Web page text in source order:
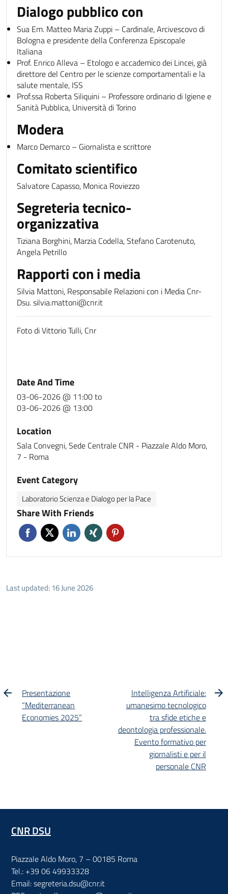
Dialogo pubblico con
Sua Em. Matteo Maria Zuppi – Cardinale, Arcivescovo di
Bologna e presidente della Conferenza Episcopale
Italiana
Prof. Enrico Alleva – Etologo e accademico dei Lincei, già
direttore del Centro per le scienze comportamentali e la
salute mentale, ISS
Prof.ssa Roberta Siliquini – Professore ordinario di Igiene e
Sanità Pubblica, Università di Torino
Modera
Marco Demarco – Giornalista e scrittore
Comitato scientifico
Salvatore Capasso, Monica Roviezzo
Segreteria tecnico-
organizzativa
Tiziana Borghini, Marzia Codella, Stefano Carotenuto,
Angela Petrillo
Rapporti con i media
Silvia Mattoni, Responsabile Relazioni con i Media Cnr-
Dsu. silvia.mattoni@cnr.it
Foto di Vittorio Tulli, Cnr
Date And Time
03-06-2026 @ 11:00to
03-06-2026 @ 13:00
Location
Sala Convegni, Sede Centrale CNR - Piazzale Aldo Moro,
7 - Roma
Event Category
Laboratorio Scienza e Dialogo per la Pace
Share With Friends
Last updated: 16 June 2026
Presentazione
“Mediterranean
Economies 2025”
Intelligenza Artificiale:
umanesimo tecnologico
tra sfide etiche e
deontologia professionale.
Evento formativo per
giornalisti e per il
personale CNR
CNR DSU
Piazzale Aldo Moro, 7 – 00185 Roma
Tel.: +39 06 49933328
Email: segreteria.dsu@cnr.it